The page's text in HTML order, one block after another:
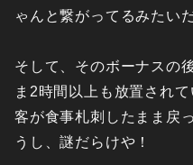
ゃんと繋がってるみたい
そして、そのボーナスの
ま2時間以上も放置されて
客が食事札刺したまま戻
うし、謎だらけや！